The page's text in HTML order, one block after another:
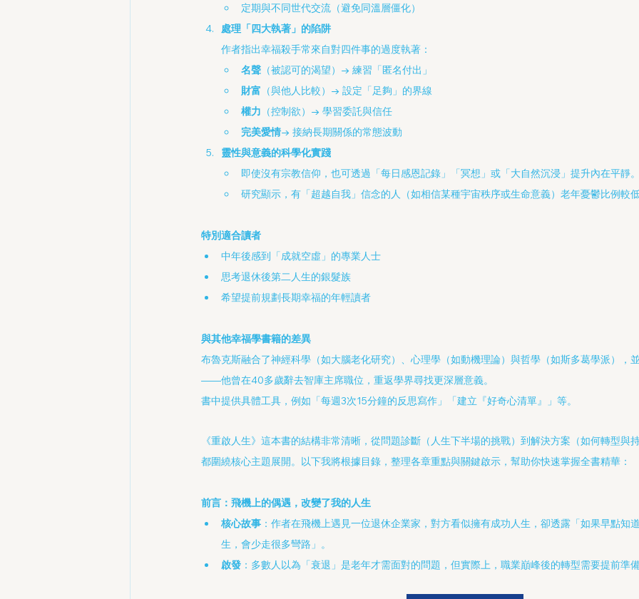
定期與不同世代交流（避免同溫層僵化）
處理「四大執著」的陷阱
作者指出幸福殺手常來自對四件事的過度執著：
名聲 （被認可的渴望）→ 練習「匿名付出」
財富 （與他人比較）→ 設定「足夠」的界線
權力 （控制欲）→ 學習委託與信任
完美愛情→ 接納長期關係的常態波動
靈性與意義的科學化實踐
即使沒有宗教信仰，也可透過「每日感恩記錄」「冥想」或「大自然沉浸」提升內在平靜
研究顯示，有「超越自我」信念的人（如相信某種宇宙秩序或生命意義）老年憂鬱比例較
特別適合讀者
中年後感到「成就空虛」的專業人士
思考退休後第二人生的銀髮族
希望提前規劃長期幸福的年輕讀者
與其他幸福學書籍的差異
布魯克斯融合了神經科學（如大腦老化研究）、心理學（如動機理論）與哲學（如斯多葛學派），
——他曾在40多歲辭去智庫主席職位，重返學界尋找更深層意義。
書中提供具體工具，例如「每週3次15分鐘的反思寫作」「建立『好奇心清單』」等。
《重啟人生》這本書的結構非常清晰，從問題診斷（人生下半場的挑戰）到解決方案（如何轉型與
都圍繞核心主題展開。以下我將根據目錄，整理各章重點與關鍵啟示，幫助你快速掌握全書精華：
前言：飛機上的偶遇，改變了我的人生
核心故事 ：作者在飛機上遇見一位退休企業家，對方看似擁有成功人生，卻透露「如果早點知
生，會少走很多彎路」。
啟發 ：多數人以為「衰退」是老年才需面對的問題，但實際上，職業巔峰後的轉型需要提前準